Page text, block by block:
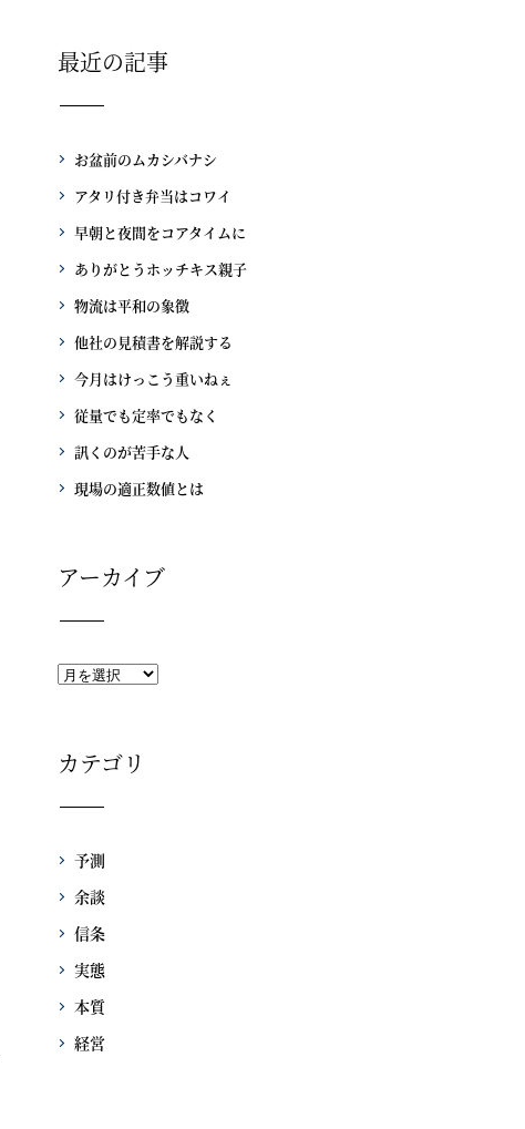
最近の記事
お盆前のムカシバナシ
アタリ付き弁当はコワイ
早朝と夜間をコアタイムに
ありがとうホッチキス親子
物流は平和の象徴
他社の見積書を解説する
今月はけっこう重いねぇ
従量でも定率でもなく
訊くのが苦手な人
現場の適正数値とは
アーカイブ
カテゴリ
予測
余談
信条
実態
本質
経営